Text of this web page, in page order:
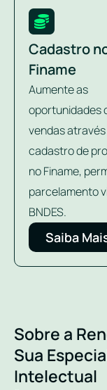
Cadastro
Finame
Aumente as
oportunidades
vendas
cadastro de
no Finame,
parcelamento
BNDES.
Saiba
Sobre a
Sua
Intelectual